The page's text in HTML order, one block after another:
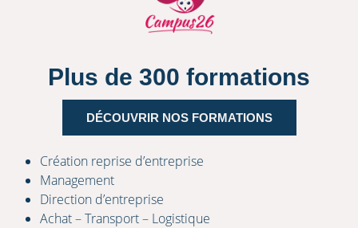
Plus de 300 formations
DÉCOUVRIR NOS FORMATIONS
Création reprise d’entreprise
Management
Direction d’entreprise
Achat – Transport – Logistique